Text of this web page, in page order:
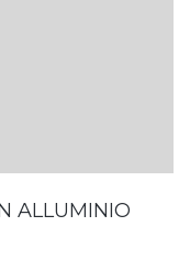
ALLUMINIO